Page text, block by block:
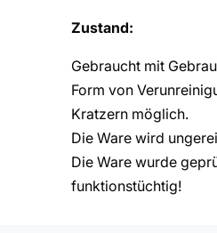
Zustand:
Gebraucht mit
Form von
Kratzern möglich.
Die Ware wird
Die Ware wurde
funktionstüchtig!